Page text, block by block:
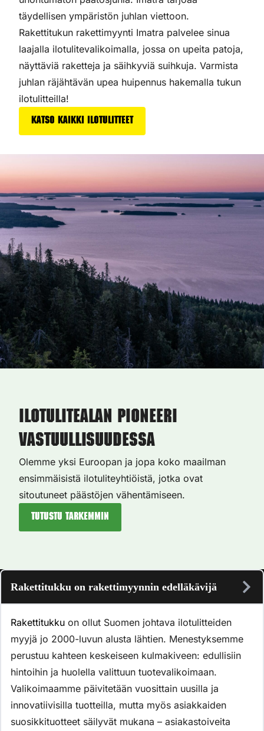
täydellisen ympäristön juhlan viettoon.
Rakettitukun rakettimyynti Imatra palvelee sinua
laajalla ilotulitevalikoimalla, jossa on upeita patoja,
näyttäviä raketteja ja säihkyviä suihkuja. Varmista
juhlan räjähtävän upea huipennus hakemalla tukun
ilotulitteilla!
Katso kaikki ilotulitteet
Ilotulitealan pioneeri
vastuullisuudessa
Olemme yksi Euroopan ja jopa koko maailman
ensimmäisistä ilotuliteyhtiöistä, jotka ovat
sitoutuneet päästöjen vähentämiseen.
Tutustu tarkemmin
Rakettitukku on rakettimyynnin edelläkävijä
Rakettitukku on ollut Suomen johtava ilotulitteiden
myyjä jo 2000-luvun alusta lähtien. Menestyksemme
perustuu kahteen keskeiseen kulmakiveen: edullisiin
hintoihin ja huolella valittuun tuotevalikoimaan.
Valikoimaamme päivitetään vuosittain uusilla ja
innovatiivisilla tuotteilla, mutta myös asiakkaiden
suosikkituotteet säilyvät mukana – asiakastoiveita